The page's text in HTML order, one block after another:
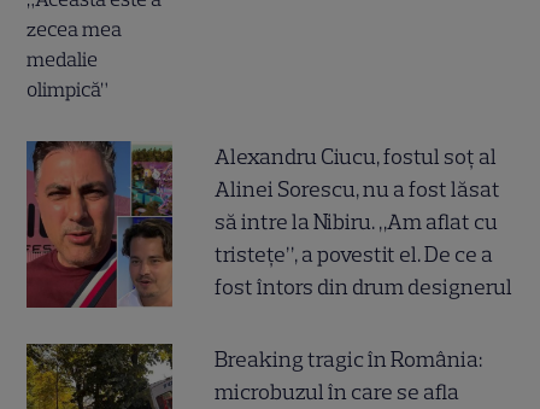
Alexandru Ciucu, fostul soț al
Alinei Sorescu, nu a fost lăsat
să intre la Nibiru. „Am aflat cu
tristețe”, a povestit el. De ce a
fost întors din drum designerul
Breaking tragic în România:
microbuzul în care se afla